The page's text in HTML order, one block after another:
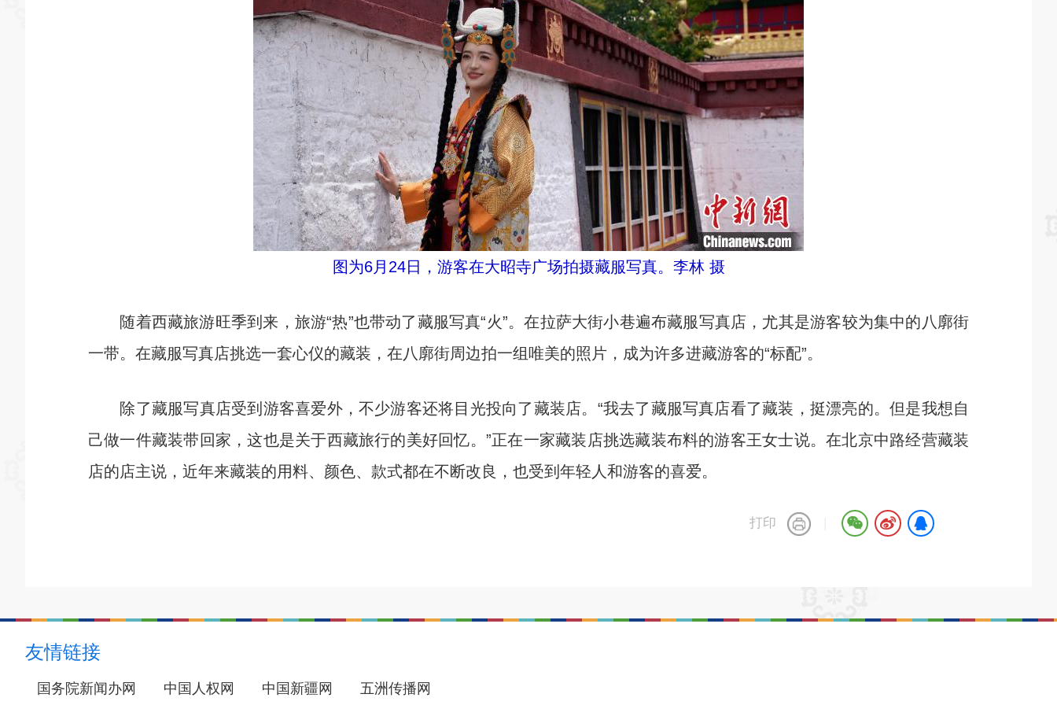
图为6月24日，游客在大昭寺广场拍摄藏服写真。李林 摄
随着西藏旅游旺季到来，旅游“热”也带动了藏服写真“火”。在拉萨大街小巷遍布藏服写真店，尤其是游客较为集中的八廓街
一带。在藏服写真店挑选一套心仪的藏装，在八廓街周边拍一组唯美的照片，成为许多进藏游客的“标配”。
除了藏服写真店受到游客喜爱外，不少游客还将目光投向了藏装店。“我去了藏服写真店看了藏装，挺漂亮的。但是我想自
己做一件藏装带回家，这也是关于西藏旅行的美好回忆。”正在一家藏装店挑选藏装布料的游客王女士说。在北京中路经营藏装
店的店主说，近年来藏装的用料、颜色、款式都在不断改良，也受到年轻人和游客的喜爱。
打印
友情链接
国务院新闻办网 中国人权网 中国新疆网 五洲传播网